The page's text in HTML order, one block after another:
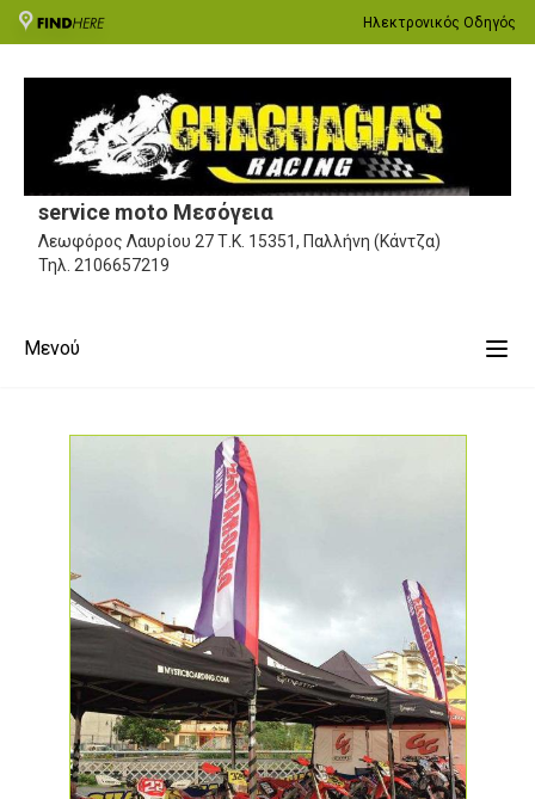
Ηλεκτρονικός Οδηγός
service moto Μεσόγεια
Λεωφόρος Λαυρίου 27Τ.Κ. 15351, Παλλήνη (Κάντζα)
Τηλ. 2106657219
Μενού